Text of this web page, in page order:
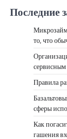
Последние
то, что
Правила
сферы
Как
гашения